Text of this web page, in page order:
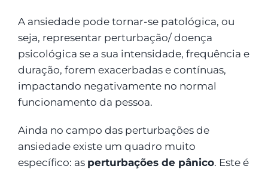
A ansiedade pode tornar-se patológica, ou
seja, representar perturbação/ doença
psicológica se a sua intensidade, frequência e
duração, forem exacerbadas e contínuas,
impactando negativamente no normal
funcionamento da pessoa.
Ainda no campo das perturbações de
ansiedade existe um quadro muito
específico: as perturbações de pânico. Este é